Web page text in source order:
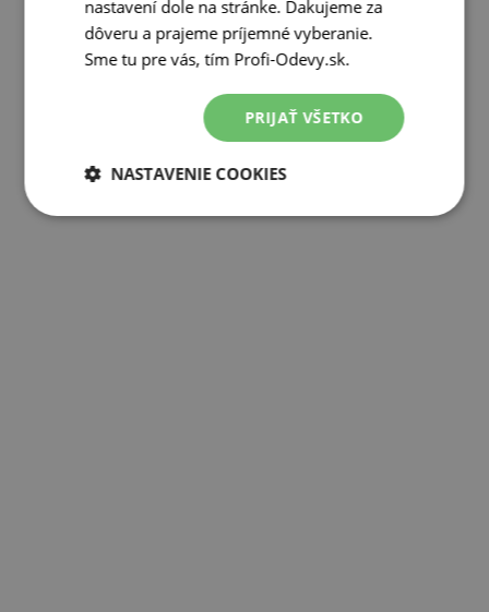
nastavení dole na stránke. Ďakujeme za
dôveru a prajeme príjemné vyberanie.
Sme tu pre vás, tím Profi-Odevy.sk.
PRIJAŤ VŠETKO
NASTAVENIE COOKIES